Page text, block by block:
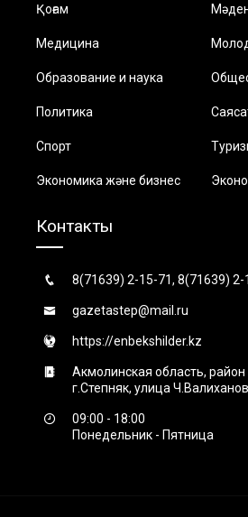
Қоғам
Медицина
Образование и наука
Политика
Спорт
Экономика және бизнес
Контакты
8(71639) 2-15-71, 8(71639) 2-
gazetastep@mail.ru
https://enbekshilder.kz
Акмолинская область,
г.Степняк, улица
09:00 - 18:00
Понедельник - Пятница